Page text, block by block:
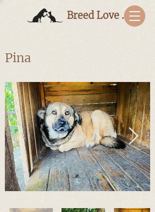
Breed Love Bulgaria
Pina